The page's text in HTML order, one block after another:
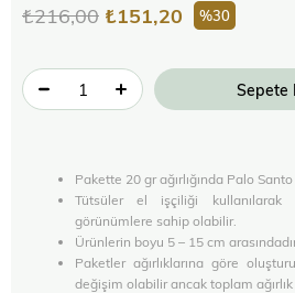
₺216,00 ₺151,20 30
Pakette 20 gr ağırlığında Palo
Tütsüler el işçiliği kullanılarak
görünümlere sahip olabilir.
Ürünlerin boyu 5 – 15 cm
Paketler ağırlıklarına göre
değişim olabilir ancak toplam ağırlık